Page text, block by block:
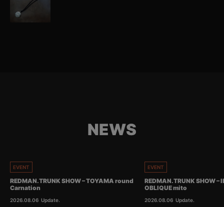
NEWS
EVENT
REDMAN.TRUNK SHOW – TOYAMA round
Carnation
2026.08.06 Update.
EVENT
REDMAN.TRUNK SHOW
OBLIQUE mito
2026.08.06 Update.